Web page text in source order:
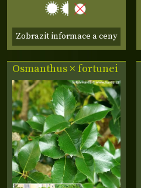
Zobrazit informace a ceny
Osmanthus × fortunei